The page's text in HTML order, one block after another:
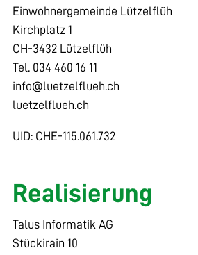
Einwohnergemeinde Lützelflüh
Kirchplatz 1
CH-3432 Lützelflüh
Tel. 034 460 16 11
nf
l tz lfl h ch
luetzelflueh.ch
UID: CHE-115.061.732
Realisierung
Talus Informatik AG
Stückirain 10